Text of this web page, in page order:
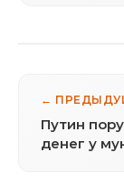
←
Путин
денег у